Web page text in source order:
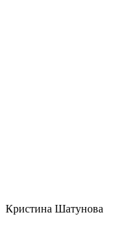
Кристина Шатунова